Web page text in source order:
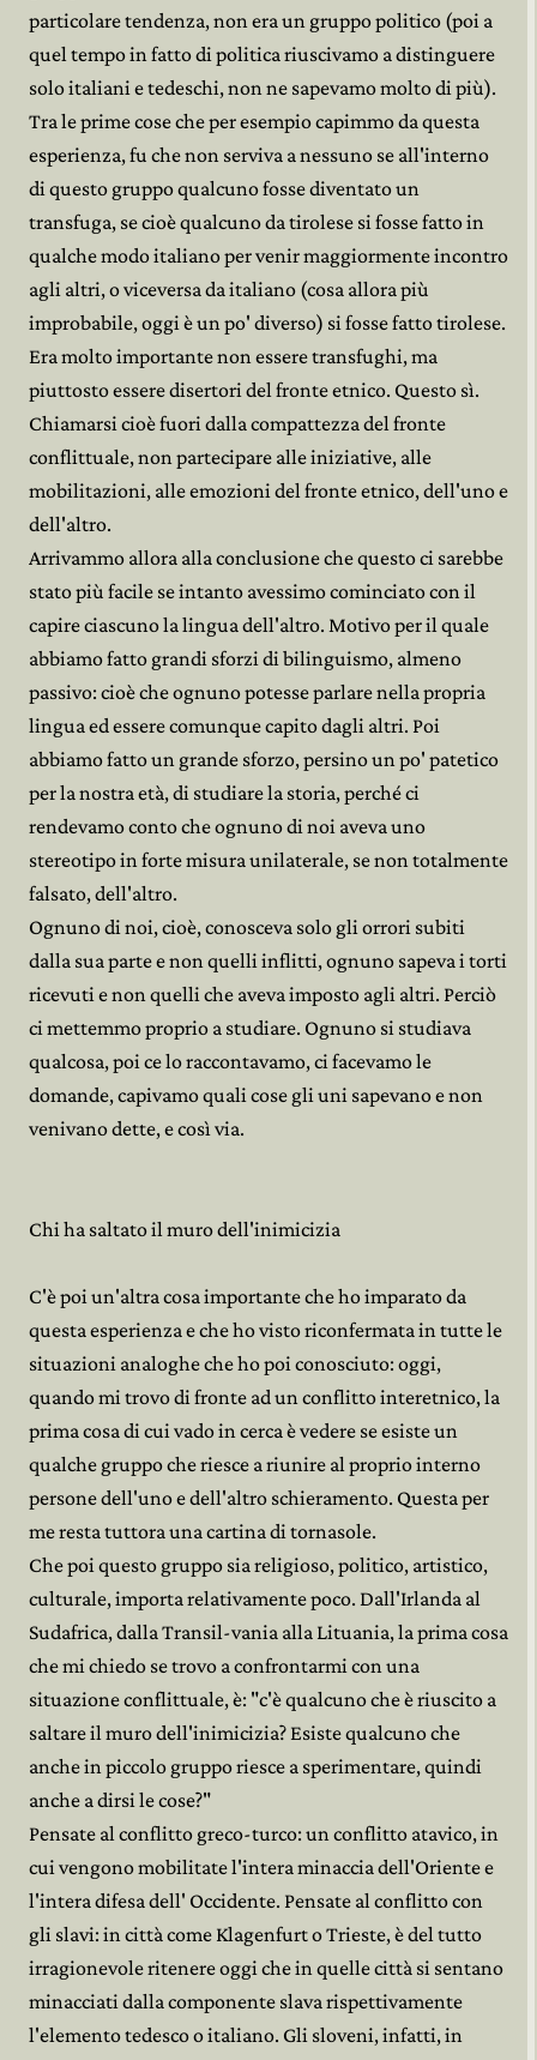
particolare tendenza, non era un gruppo politico (poi a
quel tempo in fatto di politica riuscivamo a distinguere
solo italiani e tedeschi, non ne sapevamo molto di più).
Tra le prime cose che per esempio capimmo da questa
esperienza, fu che non serviva a nessuno se all'interno
di questo gruppo qualcuno fosse diventato un
transfuga, se cioè qualcuno da tirolese si fosse fatto in
qualche modo italiano per venir maggiormente incontro
agli altri, o viceversa da italiano (cosa allora più
improbabile, oggi è un po' diverso) si fosse fatto tirolese.
Era molto importante non essere transfughi, ma
piuttosto essere disertori del fronte etnico. Questo sì.
Chiamarsi cioè fuori dalla compattezza del fronte
conflittuale, non partecipare alle iniziative, alle
mobilitazioni, alle emozioni del fronte etnico, dell'uno e
dell'altro.
Arrivammo allora alla conclusione che questo ci sarebbe
stato più facile se intanto avessimo cominciato con il
capire ciascuno la lingua dell'altro. Motivo per il quale
abbiamo fatto grandi sforzi di bilinguismo, almeno
passivo: cioè che ognuno potesse parlare nella propria
lingua ed essere comunque capito dagli altri. Poi
abbiamo fatto un grande sforzo, persino un po' patetico
per la nostra età, di studiare la storia, perché ci
rendevamo conto che ognuno di noi aveva uno
stereotipo in forte misura unilaterale, se non totalmente
falsato, dell'altro.
Ognuno di noi, cioè, conosceva solo gli orrori subiti
dalla sua parte e non quelli inflitti, ognuno sapeva i torti
ricevuti e non quelli che aveva imposto agli altri. Perciò
ci mettemmo proprio a studiare. Ognuno si studiava
qualcosa, poi ce lo raccontavamo, ci facevamo le
domande, capivamo quali cose gli uni sapevano e non
venivano dette, e così via.
Chi ha saltato il muro dell'inimicizia
C'è poi un'altra cosa importante che ho imparato da
questa esperienza e che ho visto riconfermata in tutte le
situazioni analoghe che ho poi conosciuto: oggi,
quando mi trovo di fronte ad un conflitto interetnico, la
prima cosa di cui vado in cerca è vedere se esiste un
qualche gruppo che riesce a riunire al proprio interno
persone dell'uno e dell'altro schieramento. Questa per
me resta tuttora una cartina di tornasole.
Che poi questo gruppo sia religioso, politico, artistico,
culturale, importa relativamente poco. Dall'Irlanda al
Sudafrica, dalla Transil-vania alla Lituania, la prima cosa
che mi chiedo se trovo a confrontarmi con una
situazione conflittuale, è: "c'è qualcuno che è riuscito a
saltare il muro dell'inimicizia? Esiste qualcuno che
anche in piccolo gruppo riesce a sperimentare, quindi
anche a dirsi le cose?"
Pensate al conflitto greco-turco: un conflitto atavico, in
cui vengono mobilitate l'intera minaccia dell'Oriente e
l'intera difesa dell' Occidente. Pensate al conflitto con
gli slavi: in città come Klagenfurt o Trieste, è del tutto
irragionevole ritenere oggi che in quelle città si sentano
minacciati dalla componente slava rispettivamente
l'elemento tedesco o italiano. Gli sloveni, infatti, in